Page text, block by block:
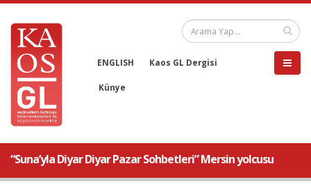
ENGLISH Kaos GL Dergisi
Künye
“Suna’yla Diyar Diyar Pazar Sohbetleri” Mersin yolcusu